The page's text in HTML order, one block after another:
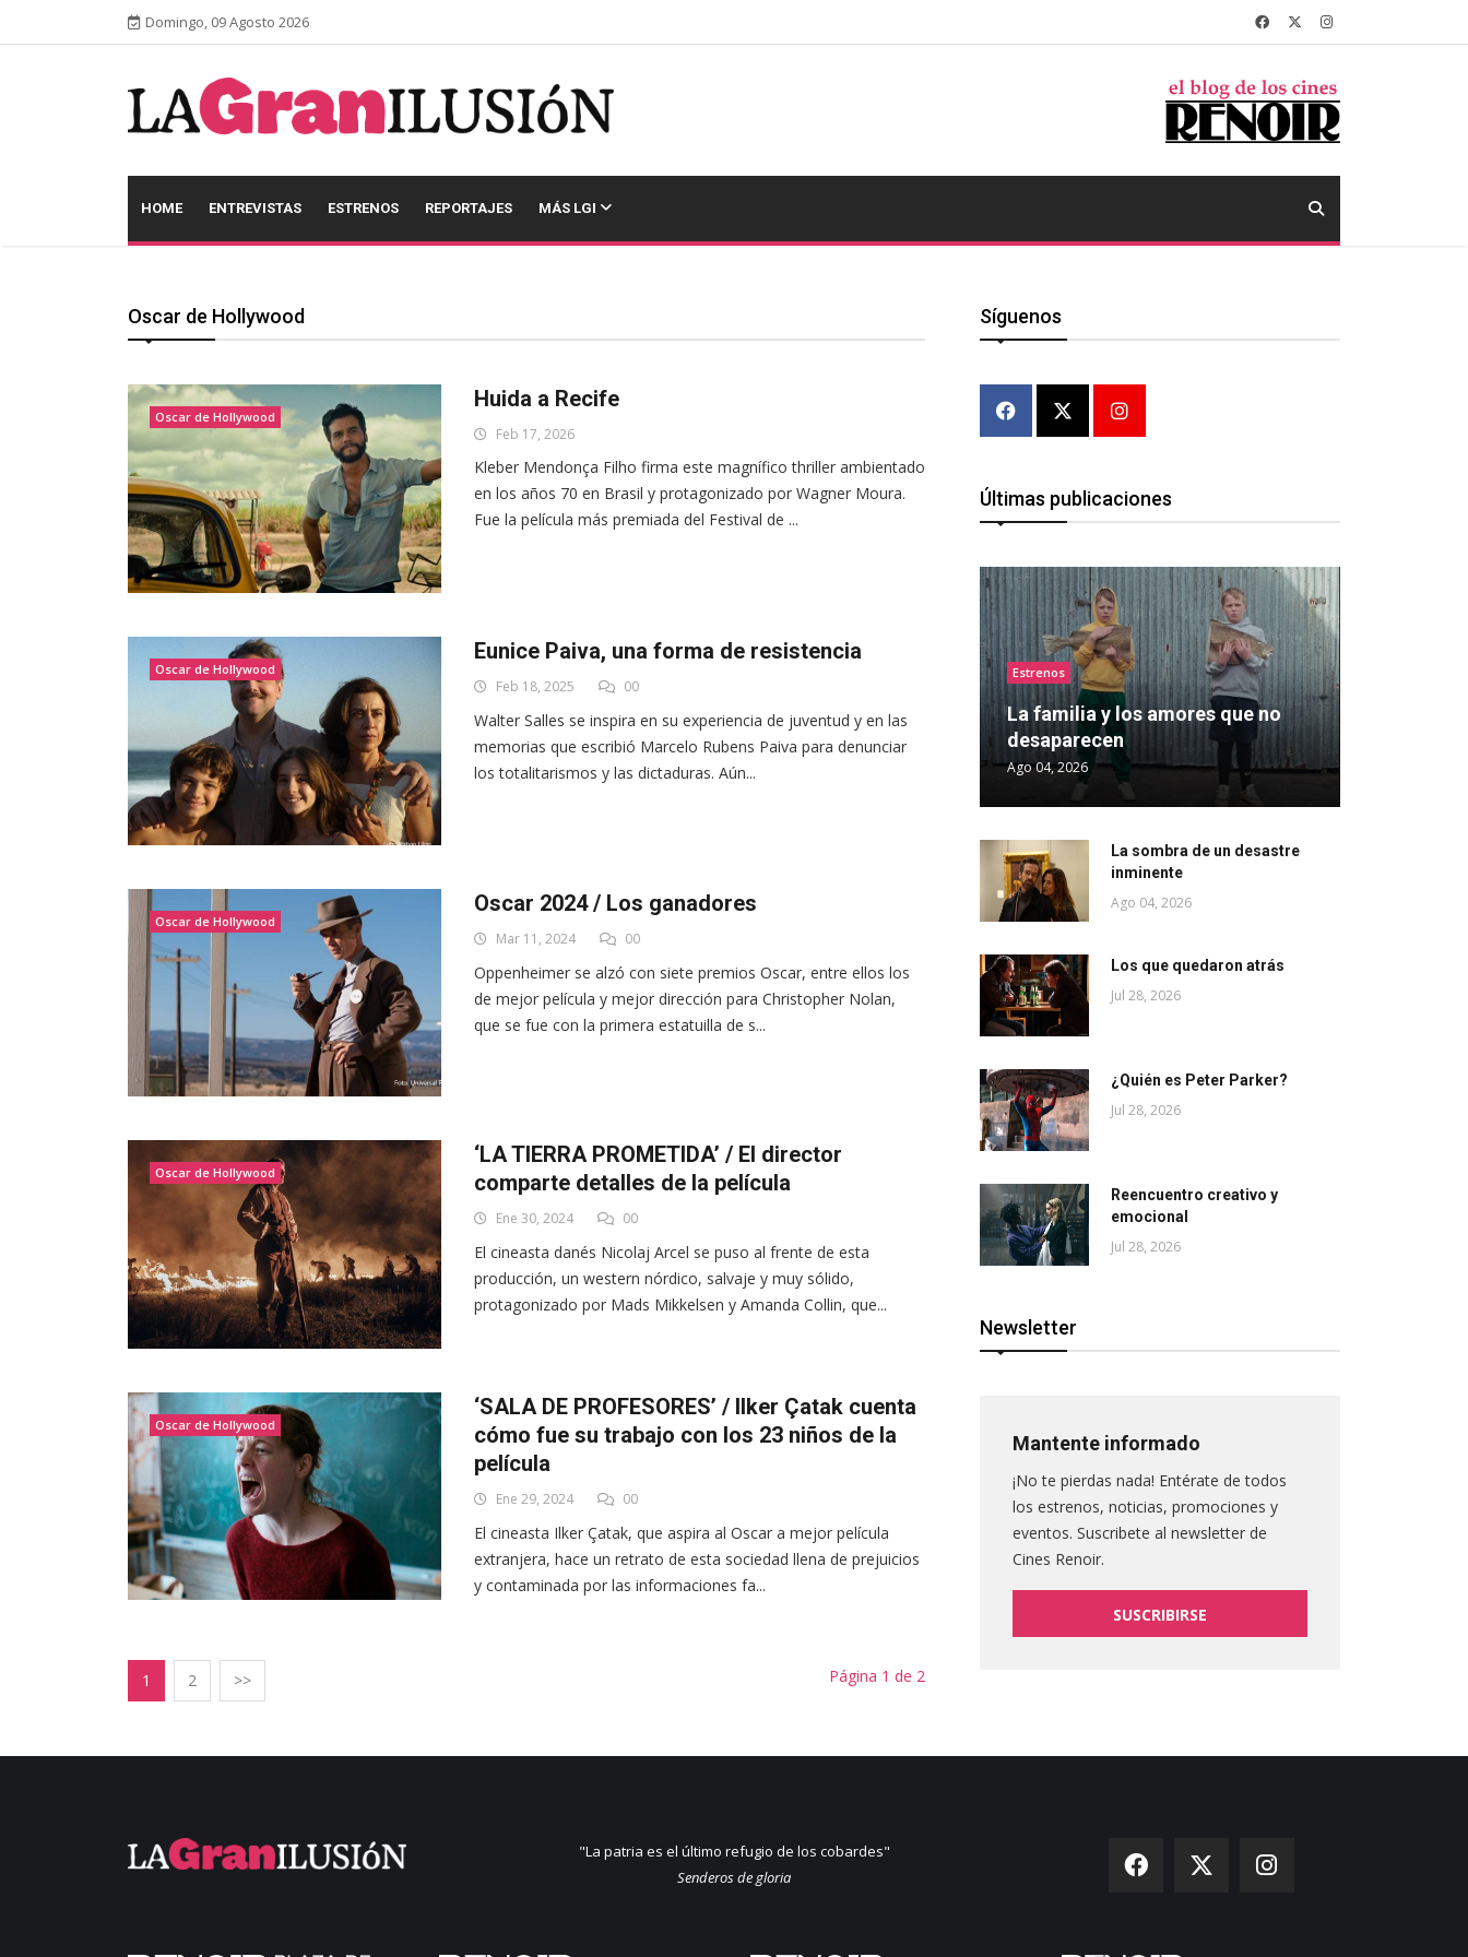
Domingo, 09 Agosto 2026
HOME ENTREVISTAS ESTRENOS REPORTAJES MÁS LGI
Oscar de Hollywood
Oscar de Hollywood
Huida a Recife
Feb 17, 2026
Kleber Mendonça Filho firma este magnífico thriller ambientado
en los años 70 en Brasil y protagonizado por Wagner Moura.
Fue la película más premiada del Festival de ...
Oscar de Hollywood
Eunice Paiva, una forma de resistencia
Feb 18, 2025 00
Walter Salles se inspira en su experiencia de juventud y en las
memorias que escribió Marcelo Rubens Paiva para denunciar
los totalitarismos y las dictaduras. Aún...
Oscar de Hollywood
Oscar 2024 / Los ganadores
Mar 11, 2024 00
Oppenheimer se alzó con siete premios Oscar, entre ellos los
de mejor película y mejor dirección para Christopher Nolan,
que se fue con la primera estatuilla de s...
Oscar de Hollywood
‘LA TIERRA PROMETIDA’ / El director
comparte detalles de la película
Ene 30, 2024 00
El cineasta danés Nicolaj Arcel se puso al frente de esta
producción, un western nórdico, salvaje y muy sólido,
protagonizado por Mads Mikkelsen y Amanda Collin, que...
Oscar de Hollywood
‘SALA DE PROFESORES’ / Ilker Çatak cuenta
cómo fue su trabajo con los 23 niños de la
película
Ene 29, 2024 00
El cineasta Ilker Çatak, que aspira al Oscar a mejor película
extranjera, hace un retrato de esta sociedad llena de prejuicios
y contaminada por las informaciones fa...
1 2 >> Página 1 de 2
Síguenos
Últimas publicaciones
Estrenos
La familia y los amores que no
desaparecen
Ago 04, 2026
La sombra de un desastre
inminente
Ago 04, 2026
Los que quedaron atrás
Jul 28, 2026
¿Quién es Peter Parker?
Jul 28, 2026
Reencuentro creativo y
emocional
Jul 28, 2026
Newsletter
Mantente informado
¡No te pierdas nada! Entérate de todos
los estrenos, noticias, promociones y
eventos. Suscribete al newsletter de
Cines Renoir.
SUSCRIBIRSE
"La patria es el último refugio de los cobardes"
Senderos de gloria